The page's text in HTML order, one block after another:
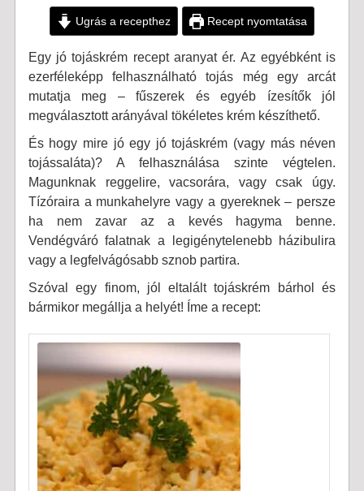
Ugrás a recepthez Recept nyomtatása
Egy jó tojáskrém recept aranyat ér. Az egyébként is
ezerféleképp felhasználható tojás még egy arcát
mutatja meg – fűszerek és egyéb ízesítők jól
megválasztott arányával tökéletes krém készíthető.
És hogy mire jó egy jó tojáskrém (vagy más néven
tojássaláta)? A felhasználása szinte végtelen.
Magunknak reggelire, vacsorára, vagy csak úgy.
Tízóraira a munkahelyre vagy a gyereknek – persze
ha nem zavar az a kevés hagyma benne.
Vendégváró falatnak a legigénytelenebb házibulira
vagy a legfelvágósabb sznob partira.
Szóval egy finom, jól eltalált tojáskrém bárhol és
bármikor megállja a helyét! Íme a recept: